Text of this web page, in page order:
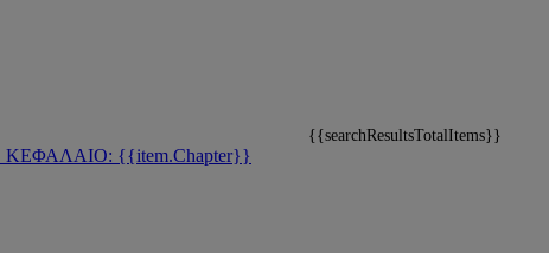
{{searchResultsTotalItems}}
ΚΕΦΑΛΑΙΟ: {{item.Chapter}}